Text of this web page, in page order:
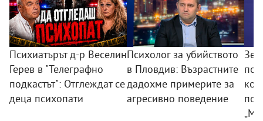
Психиатърът д-р Веселин
Герев в "Телеграфно
подкастът": Отглеждат се
деца психопати
Психолог за убийството
в Пловдив: Възрастните
дадохме примерите за
агресивно поведение